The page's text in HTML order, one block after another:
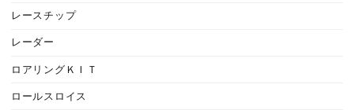
レースチップ
レーダー
ロアリングＫＩＴ
ロールスロイス